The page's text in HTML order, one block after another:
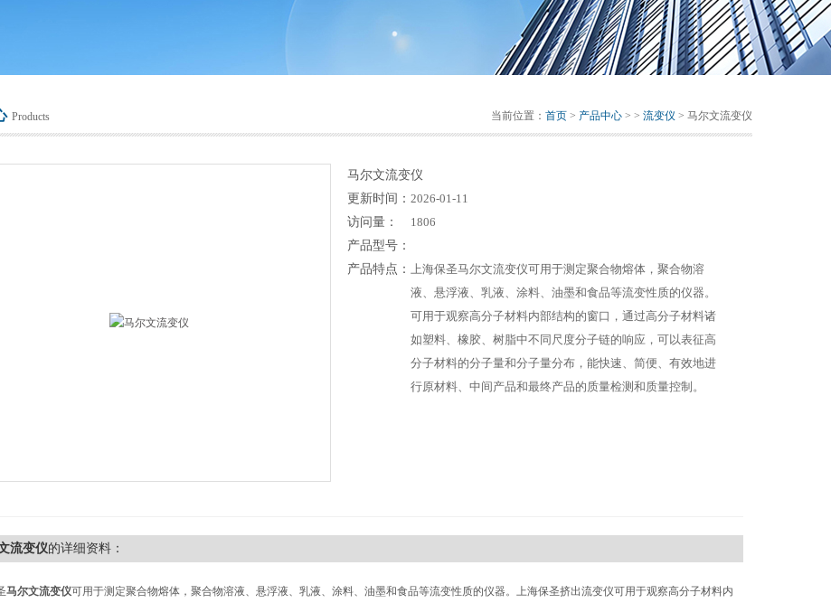
Products 当前位置： 首页 > 产品中心 > > 流变仪 > 马尔文流变仪
马尔文流变仪
更新时间： 2026-01-11
访问量：
1806
产品型号：
产品特点： 上海保圣马尔文流变仪可用于测定聚合物熔体，聚合物溶
液、悬浮液、乳液、涂料、油墨和食品等流变性质的仪器。
可用于观察高分子材料内部结构的窗口，通过高分子材料诸
如塑料、橡胶、树脂中不同尺度分子链的响应，可以表征高
分子材料的分子量和分子量分布，能快速、简便、有效地进
行原材料、中间产品和最终产品的质量检测和质量控制。
流变仪的详细资料：
马尔文流变仪可用于测定聚合物熔体，聚合物溶液、悬浮液、乳液、涂料、油墨和食品等流变性质的仪器。上海保圣挤出流变仪可用于观察高分子材料内